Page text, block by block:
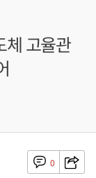
체 고율관
0